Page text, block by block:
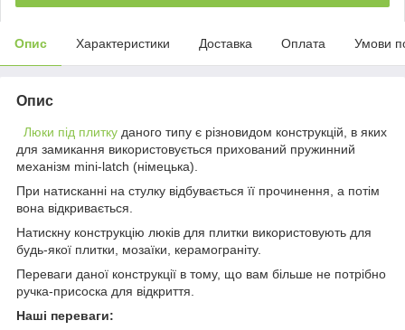
Опис Характеристики Доставка Оплата Умови
Опис
Люки під плитку даного типу є різновидом конструкцій, в яких
для замикання використовується прихований пружинний
механізм mini-latch (німецька).
При натисканні на стулку відбувається її прочинення, а потім
вона відкривається.
Натискну конструкцію люків для плитки використовують для
будь-якої плитки, мозаїки, керамограніту.
Переваги даної конструкції в тому, що вам більше не потрібно
ручка-присоска для відкриття.
Наші переваги: